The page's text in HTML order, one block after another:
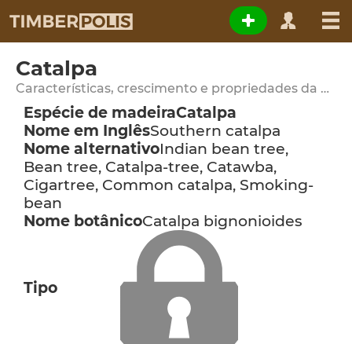
Catalpa
Características, crescimento e propriedades da madeira
Espécie de madeiraCatalpa
Nome em InglêsSouthern catalpa
Nome alternativoIndian bean tree,
Bean tree, Catalpa-tree, Catawba,
Cigartree, Common catalpa, Smoking-
bean
Nome botânicoCatalpa bignonioides
Tipo